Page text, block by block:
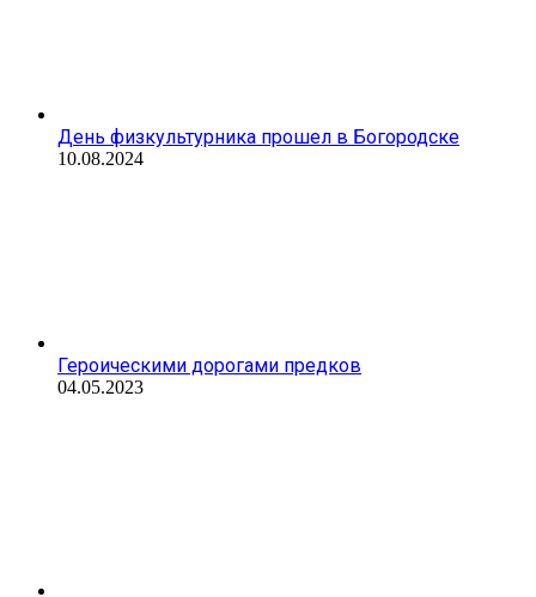
День физкультурника прошел в Богородске
10.08.2024
Героическими дорогами предков
04.05.2023